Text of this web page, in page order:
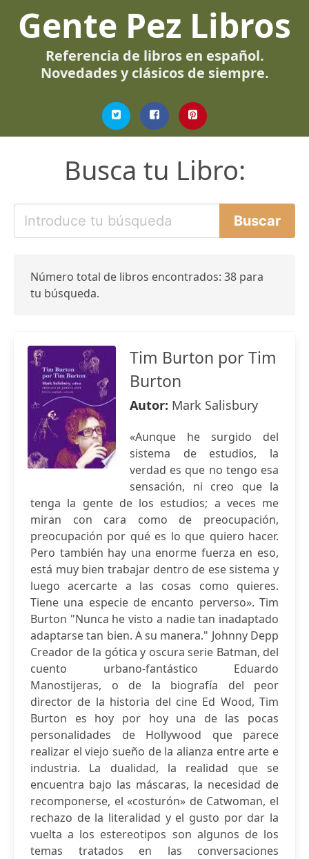
Gente Pez Libros
Referencia de libros en español.
Novedades y clásicos de siempre.
Busca tu Libro:
Número total de libros encontrados: 38 para
tu búsqueda.
Tim Burton por Tim
Burton
Autor: Mark Salisbury
«Aunque he surgido del
sistema de estudios, la
verdad es que no tengo esa
sensación, ni creo que la
tenga la gente de los estudios; a veces me
miran con cara como de preocupación,
preocupación por qué es lo que quiero hacer.
Pero también hay una enorme fuerza en eso,
está muy bien trabajar dentro de ese sistema y
luego acercarte a las cosas como quieres.
Tiene una especie de encanto perverso». Tim
Burton "Nunca he visto a nadie tan inadaptado
adaptarse tan bien. A su manera." Johnny Depp
Creador de la gótica y oscura serie Batman, del
cuento urbano-fantástico Eduardo
Manostijeras, o de la biografía del peor
director de la historia del cine Ed Wood, Tim
Burton es hoy por hoy una de las pocas
personalidades de Hollywood que parece
realizar el viejo sueño de la alianza entre arte e
industria. La dualidad, la realidad que se
encuentra bajo las máscaras, la necesidad de
recomponerse, el «costurón» de Catwoman, el
rechazo de la literalidad y el gusto por dar la
vuelta a los estereotipos son algunos de los
temas tratados en las conversaciones